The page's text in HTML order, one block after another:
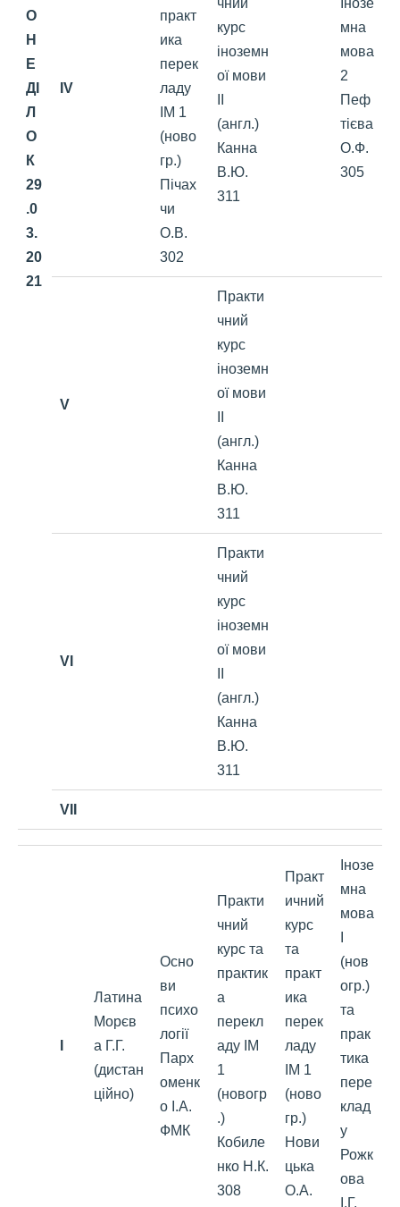
О
Н
Е
ДІ
Л
О
К
29
.0
3.
20
21
IV
практ
ика
перек
ладу
ІМ 1
(ново
гр.)
Пічах
чи
О.В.
302
чний
курс
іноземн
ої мови
(англ.)
Канна
В.Ю.
311
Інозе
мна
мова
2
Пеф
тієва
О.Ф.
305
V
Практи
чний
курс
іноземн
ої мови
(англ.)
Канна
В.Ю.
311
VI
Практи
чний
курс
іноземн
ої мови
(англ.)
Канна
В.Ю.
311
VII
Латина
Морєв
а Г.Г.
(дистан
ційно)
Осно
ви
психо
логії
Парх
оменк
о І.А.
ФМК
Практи
чний
курс та
практик
а
перекл
аду ІМ
1
(новогр
.)
Кобиле
нко Н.К.
308
Практ
ичний
курс
та
практ
ика
перек
ладу
ІМ 1
(ново
гр.)
Нови
цька
О.А.
Інозе
мна
мова
(нов
огр.)
та
прак
тика
пере
клад
у
Рожк
ова
І.Г.